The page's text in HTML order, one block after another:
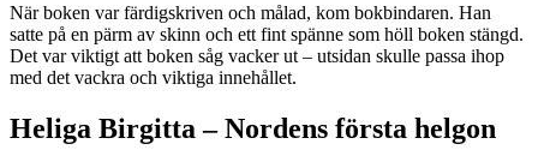
När boken var färdigskriven och målad, kom bokbindaren. Han
satte på en pärm av skinn och ett fint spänne som höll boken stängd.
Det var viktigt att boken såg vacker ut – utsidan skulle passa ihop
med det vackra och viktiga innehållet.
Heliga Birgitta – Nordens första helgon